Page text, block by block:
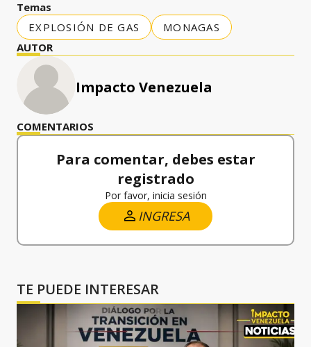
Temas
EXPLOSIÓN DE GAS
MONAGAS
AUTOR
Impacto Venezuela
COMENTARIOS
Para comentar, debes estar
registrado
Por favor, inicia sesión
INGRESA
TE PUEDE INTERESAR